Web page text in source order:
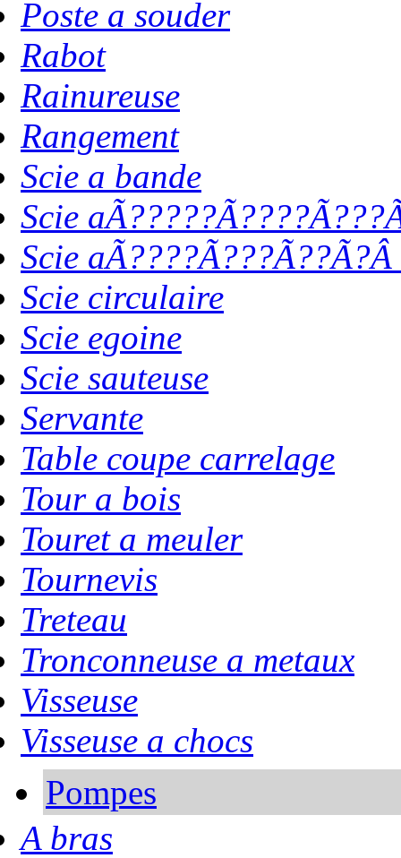
Poste a souder
Rabot
Rainureuse
Rangement
Scie a bande
Scie
Scie
Scie circulaire
Scie egoine
Scie sauteuse
Servante
Table coupe carrelage
Tour a bois
Touret a meuler
Tournevis
Treteau
Tronconneuse a metaux
Visseuse
Visseuse a chocs
Pompes
A bras